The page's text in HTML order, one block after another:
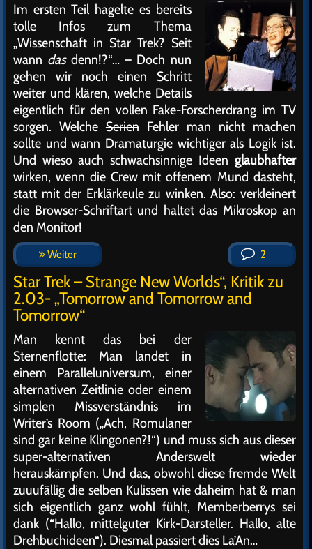
Im ersten Teil hagelte es bereits
tolle Infos zum Thema
„Wissenschaft in Star Trek? Seit
wann dasdenn!?“… – Doch nun
gehen wir noch einen Schritt
weiter und klären, welche Details
eigentlich für den vollen Fake-Forscherdrang im TV
sorgen. WelcheSerienFehler man nicht machen
sollte und wann Dramaturgie wichtiger als Logik ist.
Und wieso auch schwachsinnige Ideen glaubhafter
wirken, wenn die Crew mit offenem Mund dasteht,
statt mit der Erklärkeule zu winken. Also: verkleinert
die Browser-Schriftart und haltet das Mikroskop an
den Monitor!
Weiter 2
Star Trek – Strange New Worlds“, Kritik zu
2.03- „Tomorrow and Tomorrow and
Tomorrow“
Man kennt das bei der
Sternenflotte: Man landet in
einem Paralleluniversum, einer
alternativen Zeitlinie oder einem
simplen Missverständnis im
Writer’s Room („Ach, Romulaner
sind gar keine Klingonen?!“) und muss sich aus dieser
super-alternativen Anderswelt wieder
herauskämpfen. Und das, obwohl diese fremde Welt
zuuufällig die selben Kulissen wie daheim hat & man
sich eigentlich ganz wohl fühlt, Memberberrys sei
dank (“Hallo, mittelguter Kirk-Darsteller. Hallo, alte
Drehbuchideen“). Diesmal passiert dies La’An…